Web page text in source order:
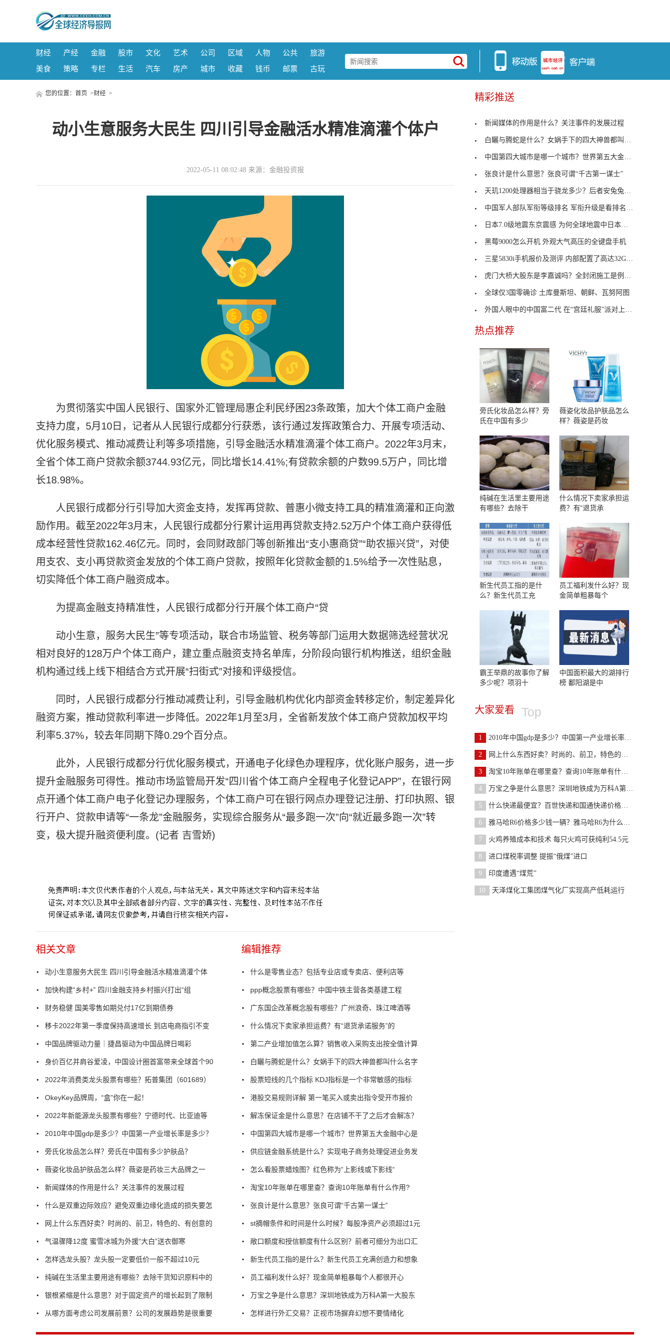
财经 产经 金融 股市 文化 艺术 公司 区域 人物 公共
旅游
美食
策略 专栏 生活 汽车 房产 城市 收藏 钱币 邮票 古玩
您的位置： 首页 >财经 >
动小生意服务大民生 四川引导金融活水精准滴灌个体户
2022-05-11 08:02:48 来源：金融投资报
为贯彻落实中国人民银行、国家外汇管理局惠企利民纾困23条政策，加大个体工商户金融
支持力度，5月10日，记者从人民银行成都分行获悉，该行通过发挥政策合力、开展专项活动、
优化服务模式、推动减费让利等多项措施，引导金融活水精准滴灌个体工商户。2022年3月末，
全省个体工商户贷款余额3744.93亿元，同比增长14.41%;有贷款余额的户数99.5万户，同比增
长18.98%。
人民银行成都分行引导加大资金支持，发挥再贷款、普惠小微支持工具的精准滴灌和正向激
励作用。截至2022年3月末，人民银行成都分行累计运用再贷款支持2.52万户个体工商户获得低
成本经营性贷款162.46亿元。同时，会同财政部门等创新推出“支小惠商贷”“助农振兴贷”，对使
用支农、支小再贷款资金发放的个体工商户贷款，按照年化贷款金额的1.5%给予一次性贴息，
切实降低个体工商户融资成本。
为提高金融支持精准性，人民银行成都分行开展个体工商户“贷
动小生意，服务大民生”等专项活动，联合市场监管、税务等部门运用大数据筛选经营状况
相对良好的128万户个体工商户，建立重点融资支持名单库，分阶段向银行机构推送，组织金融
机构通过线上线下相结合方式开展“扫街式”对接和评级授信。
同时，人民银行成都分行推动减费让利，引导金融机构优化内部资金转移定价，制定差异化
融资方案，推动贷款利率进一步降低。2022年1月至3月，全省新发放个体工商户贷款加权平均
利率5.37%，较去年同期下降0.29个百分点。
此外，人民银行成都分行优化服务模式，开通电子化绿色办理程序，优化账户服务，进一步
提升金融服务可得性。推动市场监管局开发“四川省个体工商户全程电子化登记APP”，在银行网
点开通个体工商户电子化登记办理服务，个体工商户可在银行网点办理登记注册、打印执照、银
行开户、贷款申请等“一条龙”金融服务，实现综合服务从“最多跑一次”向“就近最多跑一次”转
变，极大提升融资便利度。(记者 吉雪娇)
相关文章
动小生意服务大民生 四川引导金融活水精准滴灌个体
加快构建“乡村+” 四川金融支持乡村振兴打出“组
财务稳健 国美零售如期兑付17亿到期债券
移卡2022年第一季度保持高速增长 到店电商指引不变
中国品牌驱动力量｜捷昌驱动为中国品牌日喝彩
身价百亿并肩谷爱凌，中国设计圈首富带来全球首个90
2022年消费类龙头股票有哪些？拓普集团（601689）
OkeyKey品牌周，“盒”你在一起！
2022年新能源龙头股票有哪些？宁德时代、比亚迪等
2010年中国gdp是多少？中国第一产业增长率是多少？
旁氏化妆品怎么样？旁氏在中国有多少护肤品？
薇姿化妆品护肤品怎么样？薇姿是药妆三大品牌之一
新闻媒体的作用是什么？关注事件的发展过程
什么是双重边际效应？避免双重边缘化造成的损失要怎
网上什么东西好卖？时尚的、前卫，特色的、有创意的
气温骤降12度 蜜雪冰城为外援“大白”送衣御寒
怎样选龙头股？龙头股一定要低价一般不超过10元
纯碱在生活里主要用途有哪些？去除干货知识原料中的
银根紧缩是什么意思？对于固定资产的增长起到了限制
从哪方面考虑公司发展前景？公司的发展趋势是很重要
编辑推荐
什么是零售业态？包括专业店或专卖店、便利店等
ppp概念股票有哪些？中国中铁主营各类基建工程
广东国企改革概念股有哪些？广州浪奇、珠江啤酒等
什么情况下卖家承担运费？有“退货承诺服务”的
第二产业增加值怎么算？销售收入采购支出按全值计算
白矖与腾蛇是什么？女娲手下的四大神兽都叫什么名字
股票短线的几个指标 KDJ指标是一个非常敏感的指标
港股交易规则详解 第一笔买入或卖出指令受开市报价
解冻保证金是什么意思？在店铺不干了之后才会解冻？
中国第四大城市是哪一个城市？世界第五大金融中心是
供应链金融系统是什么？实现电子商务处理促进业务发
怎么看股票蜡烛图？红色称为“上影线或下影线“
淘宝10年账单在哪里查？查询10年账单有什么作用?
张良计是什么意思？张良可谓“千古第一谋士”
st摘帽条件和时间是什么时候？每股净资产必须超过1元
敞口额度和授信额度有什么区别？前者可细分为出口汇
新生代员工指的是什么？新生代员工充满创造力和想象
员工福利发什么好？现金简单粗暴每个人都很开心
万宝之争是什么意思？深圳地铁成为万科A第一大股东
怎样进行外汇交易？正视市场摒弃幻想不要情绪化
精彩推送
新闻媒体的作用是什么？关注事件的发展过程
白矖与腾蛇是什么？女娲手下的四大神兽都叫什么名字
中国第四大城市是哪一个城市？世界第五大金融中心是
张良计是什么意思？张良可谓“千古第一谋士”
天玑1200处理器相当于骁龙多少？后者安兔兔跑分为66
中国军人部队军衔等级排名 军衔升级是看排名还是荣
日本7.0级地震东京震感 为何全球地震中日本最为频
黑莓9000怎么开机 外观大气高压的全键盘手机
三星5830i手机报价及测评 内部配置了高达32GB的内存卡
虎门大桥大股东是李嘉诚吗？全封闭施工是例行检查及
全球仅3国零确诊 土库曼斯坦、朝鲜、瓦努阿图
外国人眼中的中国富二代 在“宫廷礼服”派对上闲逛
热点推荐
旁氏化妆品怎么样？旁
氏在中国有多少
薇姿化妆品护肤品怎么
样？薇姿是药妆
纯碱在生活里主要用途
有哪些？去除干
什么情况下卖家承担运
费？有“退货承
新生代员工指的是什
么？新生代员工充
员工福利发什么好？现
金简单粗暴每个
霸王举鼎的故事你了解
多少呢？项羽十
中国面积最大的湖排行
榜 鄱阳湖是中
大家爱看 Top
1 2010年中国gdp是多少？中国第一产业增长率是多少？
2 网上什么东西好卖？时尚的、前卫，特色的、有创意的
3 淘宝10年账单在哪里查？查询10年账单有什么作用?
4 万宝之争是什么意思？深圳地铁成为万科A第一大股东
5 什么快递最便宜？百世快递和国通快递价格都比较便宜
6 雅马哈R6价格多少钱一辆？雅马哈R6为什么不引入国内
7 火鸡养殖成本和技术 每只火鸡可获纯利54.5元
8 进口煤税率调整 提振“俄煤”进口
9 印度遭遇“煤荒”
10 天泽煤化工集团煤气化厂实现高产低耗运行